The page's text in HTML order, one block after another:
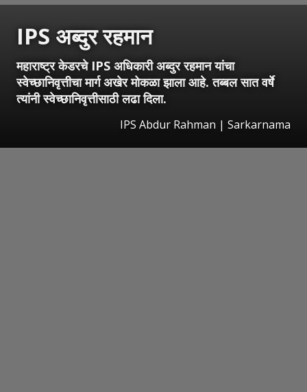
IPS अब्दुर रहमान
महाराष्ट्र केडरचे IPS अधिकारी अब्दुर रहमान यांचा
स्वेच्छानिवृत्तीचा मार्ग अखेर मोकळा झाला आहे. तब्बल सात वर्षे
त्यांनी स्वेच्छानिवृत्तीसाठी लढा दिला.
IPS Abdur Rahman | Sarkarnama